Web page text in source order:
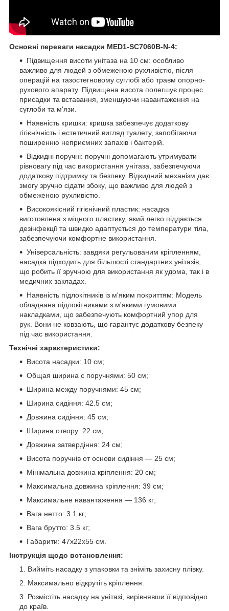
Основні переваги насадки MED1-SC7060B-N-4:
Підвищення висоти унітаза на 10 см: особливо
важливо для людей з обмеженою рухливістю, після
операцій на тазостегновому суглобі або травм опорно-
рухового апарату. Підвищена висота полегшує процес
присадки та вставання, зменшуючи навантаження на
суглоби та м'язи.
Наявність кришки: кришка забезпечує додаткову
гігієнічність і естетичний вигляд туалету, запобігаючи
поширенню неприємних запахів і бактерій.
Відкидні поручні: поручні допомагають утримувати
рівновагу під час використання унітаза, забезпечуючи
додаткову підтримку та безпеку. Відкидний механізм дає
змогу зручно сідати збоку, що важливо для людей з
обмеженою рухливістю.
Високоякісний гігієнічний пластик: насадка
виготовлена з міцного пластику, який легко піддається
дезінфекції та швидко адаптується до температури тіла,
забезпечуючи комфортне використання.
Універсальність: завдяки регульованим кріпленням,
насадка підходить для більшості стандартних унітазів,
що робить її зручною для використання як удома, так і в
медичних закладах.
Наявність підлокітників із м'яким покриттям: Модель
обладнана підлокітниками з м'якими гумовими
накладками, що забезпечують комфортний упор для
рук. Вони не ковзають, що гарантує додаткову безпеку
під час використання.
Технічні характеристики:
Висота насадки: 10 см;
Общая ширина с поручнями: 50 см;
Ширина между поручнями: 45 см;
Ширина сидіння: 42.5 см;
Довжина сидіння: 45 см;
Ширина отвору: 22 см;
Довжина затвердіння: 24 см;
Висота поручнів от основи сидіння — 25 см;
Мінімальна довжина кріплення: 20 см;
Максимальна довжина кріплення: 39 см;
Максимальне навантаження — 136 кг;
Вага нетто: 3.1 кг;
Вага брутто: 3.5 кг;
Габарити: 47х22х55 см.
Інструкція щодо встановлення:
Вийміть насадку з упаковки та зніміть захисну плівку.
Максимально відкрутіть кріплення.
Розмістіть насадку на унітазі, вирівнявши її відповідно
до країв.